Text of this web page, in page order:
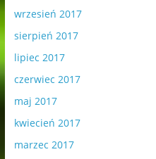
wrzesień 2017
sierpień 2017
lipiec 2017
czerwiec 2017
maj 2017
kwiecień 2017
marzec 2017